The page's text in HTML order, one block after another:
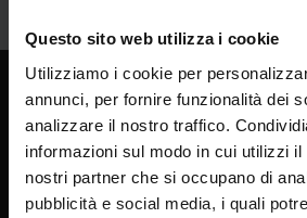
Questo sito web utilizza i cookie
Utilizziamo i cookie per
annunci, per fornire funzionalità dei
analizzare il nostro traffico.
informazioni sul modo in cui utilizzi
nostri partner che si occupano di
pubblicità e social media, i quali
La nostra azienda
Scalable Hosting Solutions OÜ